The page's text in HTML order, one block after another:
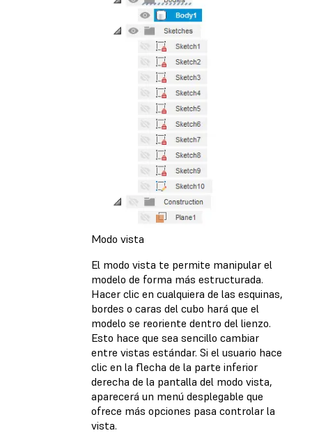
Modo vista
El modo vista te permite manipular el
modelo de forma más estructurada.
Hacer clic en cualquiera de las esquinas,
bordes o caras del cubo hará que el
modelo se reoriente dentro del lienzo.
Esto hace que sea sencillo cambiar
entre vistas estándar. Si el usuario hace
clic en la flecha de la parte inferior
derecha de la pantalla del modo vista,
aparecerá un menú desplegable que
ofrece más opciones pasa controlar la
vista.